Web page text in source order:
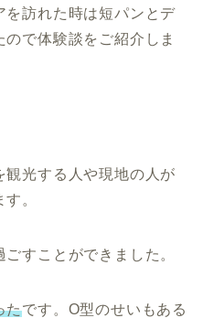
を訪れた時は短パンとデ
で体験談をご紹介しま
光する人や現地の人が
。
すことができました。
たです。O型のせいもある